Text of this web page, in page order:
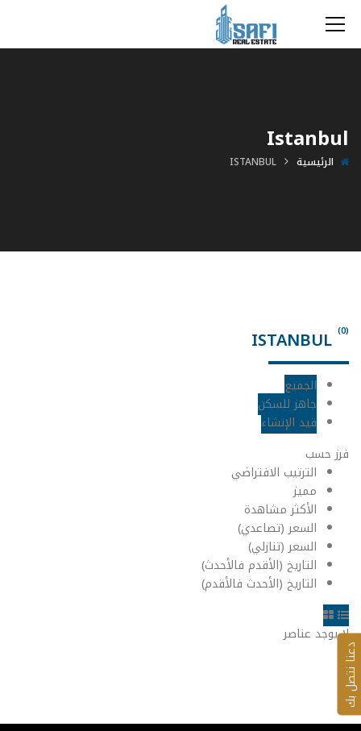
Istanbul
الرئيسية ISTANBUL
ISTANBUL (0)
الجميع
جاهز للسكن
قيد الإنشاء
فرز حسب
الترتيب الافتراضي
مميز
الأكثر مشاهدة
السعر (تصاعدي)
السعر (تنازلي)
التاريخ (الأقدم فالأحدث)
التاريخ (الأحدث فالأقدم)
لا يوجد عناصر
دعنا نتصل بك